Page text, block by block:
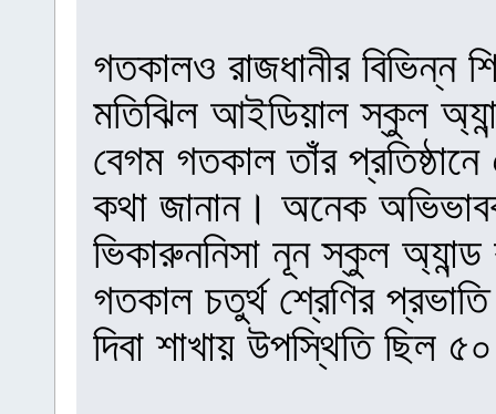
গতকালও রাজধানীর বিভিন্ন
মতিঝিল আইডিয়াল স্কুল
বেগম গতকাল তাঁর
কথা জানান। অনেক
ভিকারুননিসা নূন স্কুল
গতকাল চতুর্থ শ্রেণির
দিবা শাখায় উপস্থিতি ছিল